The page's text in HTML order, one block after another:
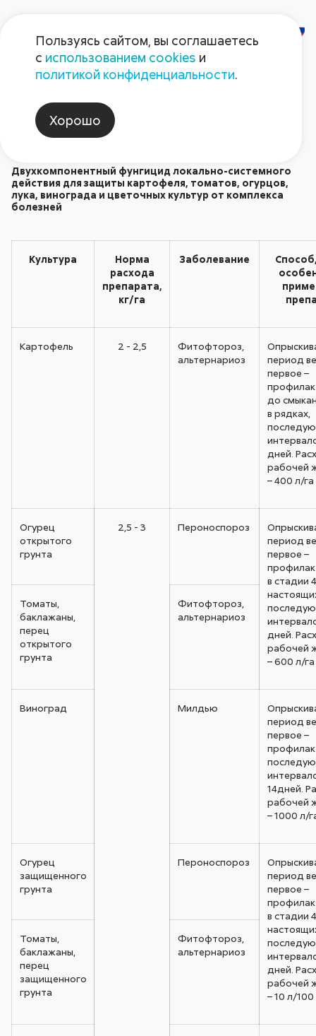
Ордан
Двухкомпонентный фунгицид локально-системного
действия для защиты картофеля, томатов, огурцов,
лука, винограда и цветочных культур от комплекса
болезней
Культура
Норма
расхода
препарата,
кг/га
Заболевание
Картофель 2 - 2,5
Фитофтороз,
альтернариоз
период
первое –
до
в рядках,
дней.
рабочей
– 400 л/га
Огурец
открытого
грунта
2,5 - 3 Пероноспороз
период
первое –
в стадии
дней.
рабочей
– 600 л/га
Томаты,
баклажаны,
перец
открытого
грунта
Фитофтороз,
альтернариоз
Виноград Милдью
период
первое –
14дней.
рабочей
– 1000 л/
Огурец
защищенного
грунта
Пероноспороз
период
первое –
в стадии
дней.
рабочей
– 10 л/
Томаты,
баклажаны,
перец
защищенного
грунта
Фитофтороз,
альтернариоз
Пользуясь сайтом, вы соглашаетесь
с использованием cookies и
политикой конфиденциальности.
Хорошо